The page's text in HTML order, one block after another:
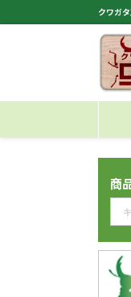
クワガ
商